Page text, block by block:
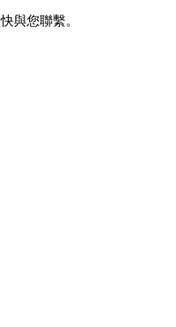
與您聯繫。